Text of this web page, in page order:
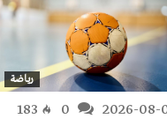
رياضة
2026-08-
183